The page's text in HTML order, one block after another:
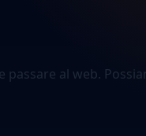
al web.